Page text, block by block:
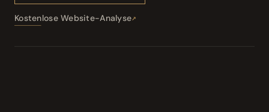
Kostenlose Website-Analyse